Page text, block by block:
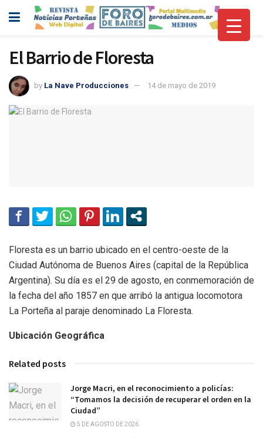
El Barrio de Floresta
by La Nave Producciones 14 de mayo de 2019
Floresta es un barrio ubicado en el centro-oeste de la
Ciudad Autónoma de Buenos Aires (capital de la República
Argentina). Su día es el 29 de agosto, en conmemoración de
la fecha del año 1857 en que arribó la antigua locomotora
La Porteña al paraje denominado La Floresta.
Ubicación Geográfica
Related posts
Jorge Macri, en el reconocimiento a policías:
“Tomamos la decisión de recuperar el orden en la
Ciudad”
5 DE AGOSTO DE 2026